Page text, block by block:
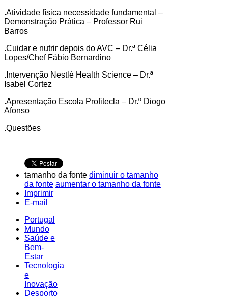
.Atividade física necessidade fundamental –
Demonstração Prática – Professor Rui
Barros
.Cuidar e nutrir depois do AVC – Dr.ª Célia
Lopes/Chef Fábio Bernardino
.Intervenção Nestlé Health Science – Dr.ª
Isabel Cortez
.Apresentação Escola Profitecla – Dr.º Diogo
Afonso
.Questões
tamanho da fonte diminuir o tamanho
da fonte aumentar o tamanho da fonte
Imprimir
E-mail
Portugal
Mundo
Saúde e
Bem-
Estar
Tecnologia
e
Inovação
Desporto